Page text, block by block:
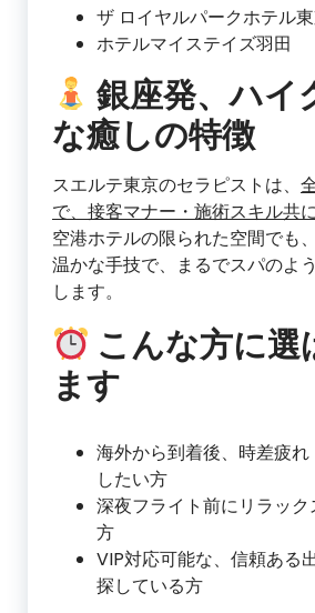
ザ ロイヤルパークホテル
ホテルマイステイズ羽田
銀座発、ハイ
な癒しの特徴
スエルテ東京のセラピストは、
で、接客マナー・施術スキル共
空港ホテルの限られた空間でも
温かな手技で、まるでスパのよ
します。
こんな方に選
ます
海外から到着後、時差疲
したい方
深夜フライト前にリラッ
方
VIP対応可能な、信頼ある
探している方